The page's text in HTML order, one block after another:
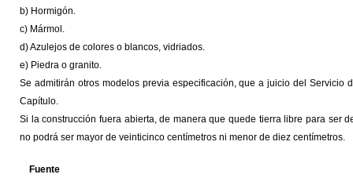
b) Hormigón.
c) Mármol.
d) Azulejos de colores o blancos, vidriados.
e) Piedra o granito.
Se admitirán otros modelos previa especificación, que a juicio del Servicio
Capítulo.
Si la construcción fuera abierta, de manera que quede tierra libre para ser
no podrá ser mayor de veinticinco centímetros ni menor de diez centímetros.
Fuente